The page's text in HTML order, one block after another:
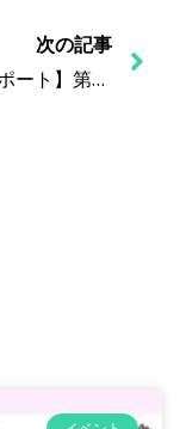
次の記事
【開催レポート】第8回 乳幼児のためのライフストーリーワークセミナー（2026年6月25日開催）